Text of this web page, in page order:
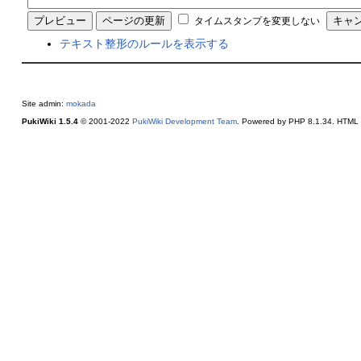
タイムスタンプを変更しない
テキスト整形のルールを表示する
Site admin: mokada
PukiWiki 1.5.4© 2001-2022 PukiWiki Development Team. Powered by PHP 8.1.34. HTML